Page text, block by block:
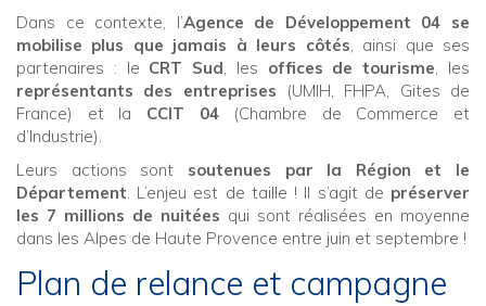
Dans ce contexte, l’Agence de Développement 04 se
mobilise plus que jamais à leurs côtés , ainsi que ses
partenaires : le CRT Sud , les offices de tourisme , les
représentants des entreprises (UMIH, FHPA, Gites de
France) et la CCIT 04(Chambre de Commerce et
d’Industrie).
Leurs actions sont soutenues par la Région et le
Département . L’enjeu est de taille ! Il s’agit de préserver
les 7 millions de nuitées qui sont réalisées en moyenne
dans les Alpes de Haute Provence entre juin et septembre !
Plan de relance et campagne